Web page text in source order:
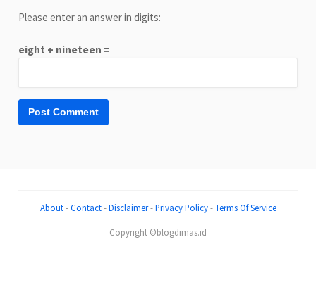
Please enter an answer in digits:
eight + nineteen =
About-Contact-Disclaimer-Privacy Policy-Terms Of Service
Copyright ©blogdimas.id